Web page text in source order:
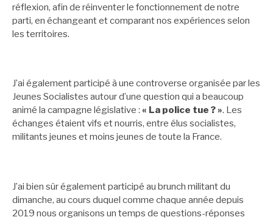
réflexion, afin de réinventer le fonctionnement de notre
parti, en échangeant et comparant nos expériences selon
les territoires.
J’ai également participé à une controverse organisée par les
Jeunes Socialistes autour d’une question qui a beaucoup
animé la campagne législative : « La police tue ? ». Les
échanges étaient vifs et nourris, entre élus socialistes,
militants jeunes et moins jeunes de toute la France.
J’ai bien sûr également participé au brunch militant du
dimanche, au cours duquel comme chaque année depuis
2019 nous organisons un temps de questions-réponses